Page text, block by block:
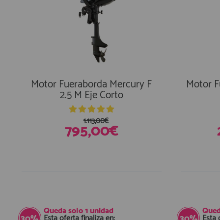
Equipo Personal
Fondeo y Amarre
Fundas, Lonas y Toldos
Mantenimiento y Limpieza
Motonautica
Navegacion
Submarinismo
Motor Fueraborda Mercury F
2.5 M Eje Corto
795,00€
1.113,00€
Motor
Queda solo1 unidad